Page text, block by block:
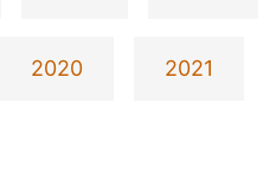
2020 2021